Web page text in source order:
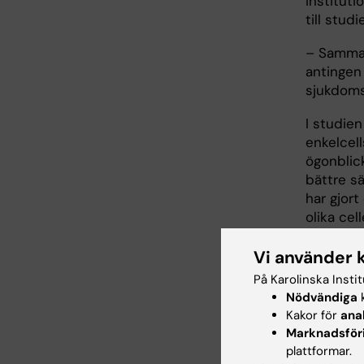
till
–
I
bättre
har
olika
Vi använder
På Karolinska
Nödvändiga
Kakor för
plattformar.